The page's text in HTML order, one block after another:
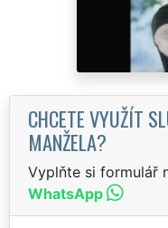
CHCETE VYUŽÍT
MANŽELA?
Vyplňte si formulář
WhatsApp